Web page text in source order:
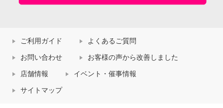
ご利用ガイド よくあるご質問
お問い合わせ お客様の声から改善しました
店舗情報 イベント・催事情報
サイトマップ